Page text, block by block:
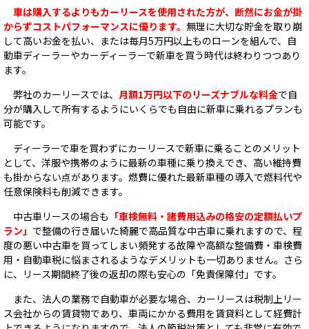
車は購入するよりもカーリースを使用された方が、断然にお金が掛
からずコストパフォーマンスに優ります。 無理に大切な貯金を取り崩
して高いお金を払い、または毎月5万円以上ものローンを組んで、自
動車ディーラーやカーディーラーで新車を買う時代は終わりつつあり
ます。
弊社のカーリースでは、 月額1万円以下のリーズナブルな料金で自
分が購入して所有するようにいくらでも自由に新車に乗れるプランも
可能です。
ディーラーで車を買わずにカーリースで新車に乗ることのメリット
として、洋服や携帯のように最新の車種に乗り換えでき、高い維持費
も掛からない点があります。燃費に優れた最新車種の導入で燃料代や
任意保険料も削減できます。
中古車リースの場合も 「車検無料・諸費用込みの格安の定額払いプ
ラン」 で整備の行き届いた綺麗で高品質な中古車に乗れますので、程
度の悪い中古車を買ってしまい頻発する故障や高額な整備費・車検費
用・自動車税に悩まされるようなデメリットも一切ありません。さら
に、リース期間終了後の返却の際も安心の「免責保障付」です。
また、法人の業務で自動車が必要な場合、カーリースは税制上リー
ス会社からの賃貸物であり、車両にかかる費用を賃貸料として経費計